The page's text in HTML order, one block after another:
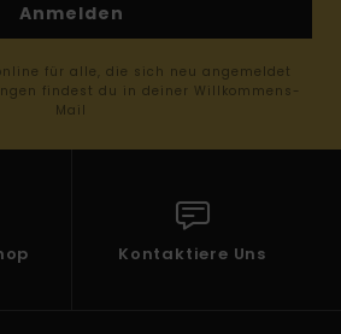
Anmelden
für alle, die sich neu angemeldet
findest du in deiner Willkommens-
Mail
Kontaktiere Uns